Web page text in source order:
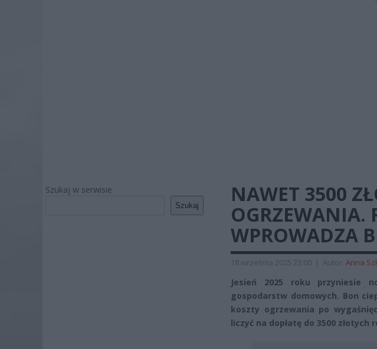
Szukaj w serwisie
Szukaj
NAWET 3500
OGRZEWANIA.
WPROWADZA
18 września 2025 23:00 | Autor: Anna
Jesień 2025 roku przyniesie
gospodarstw domowych. Bon
koszty ogrzewania po
liczyć na dopłatę do 3500 złotych